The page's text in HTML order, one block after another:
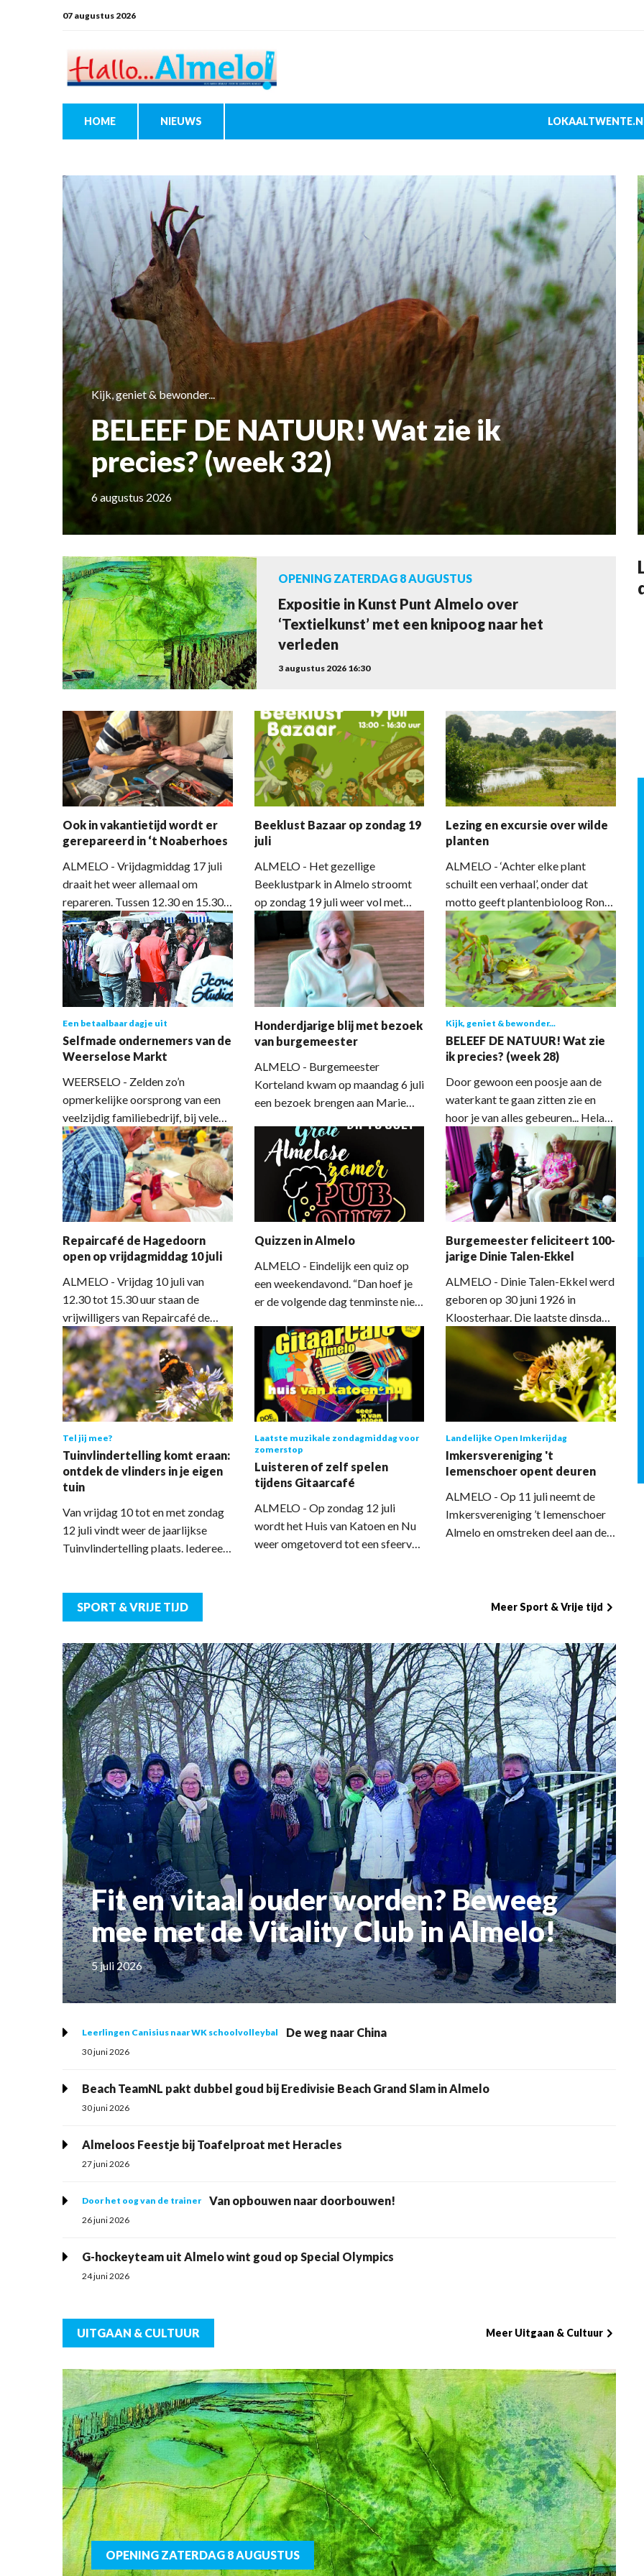
07 augustus 2026
HOME NIEUWS
Kijk, geniet & bewonder...
BELEEF DE NATUUR! Wat zie ik
precies? (week 32)
6 augustus 2026
OPENING ZATERDAG 8 AUGUSTUS
Expositie in Kunst Punt Almelo over
‘Textielkunst’ met een knipoog naar het
verleden
3 augustus 2026 16:30
Ook in vakantietijd wordt er
gerepareerd in ‘t Noaberhoes
ALMELO - Vrijdagmiddag 17 juli
draait het weer allemaal om
repareren. Tussen 12.30 en 15.30
uur staan de vrijwillige reparateurs
van Repaircafé Windmolenbroek
klaar om te helpen met alle
mogelijke reparaties. Inbreng van
reparaties kan vanaf 12.00 uur.
Beeklust Bazaar op zondag 19
juli
ALMELO - Het gezellige
Beeklustpark in Almelo stroomt
op zondag 19 juli weer vol met
mensen. Die middag is het
namelijk tijd voor de jaarlijkse
Beeklust Bazaar. Bezoekers
kunnen gezellig langs de vele
kraampjes slenteren, mooie
spullen kopen en genieten van
livemuziek en entertainment.
Lezing en excursie over wilde
planten
ALMELO - ‘Achter elke plant
schuilt een verhaal’, onder dat
motto geeft plantenbioloog Ron
Poot op woensdagavond 29 juli
een lezing, waarin hij een aantal
verhalen de revue laat passeren.
Een betaalbaar dagje uit
Selfmade ondernemers van de
Weerselose Markt
WEERSELO - Zelden zo’n
opmerkelijke oorsprong van een
veelzijdig familiebedrijf, bij velen
alleen bekend van de wekelijkse
Weerselose Markt. Met een
eenvoudig maar succesvolle markt
bouwde men in de afgelopen jaren
aan verdere verbreding van de
activiteiten. En met succes. In
gesprek met de derde generatie
Busscher. “Afgelopen weekend
was het weer een topdrukte. Een
bezoekje aan onze zaterdagmarkt
zien velen als een betaalbaar dagje
uit” vertelt Hidde Busscher (31).
Honderdjarige blij met bezoek
van burgemeester
ALMELO - Burgemeester
Korteland kwam op maandag 6 juli
een bezoek brengen aan Marie
jaar geworden. De burgemeester
bracht haar een fleurige bak met
bloemen mee. Mevrouw Mirza
Akob woont in TMZ-locatie Het
Meulenbelt.
Kijk, geniet & bewonder...
BELEEF DE NATUUR! Wat zie
ik precies? (week 28)
Door gewoon een poosje aan de
waterkant te gaan zitten zie en
hoor je van alles gebeuren... Helaas
kan ik geen geluid aan dit schrijven
toevoegen, maar het luide gebrul
van de groene kikkers is voor mij
toch wel fantastisch om te horen.
De kikkers (m) doen dit ongeveer
van mei tot september en
proberen daarmee de vrouwtjes te
imponeren.
Repaircafé de Hagedoorn
open op vrijdagmiddag 10 juli
ALMELO - Vrijdag 10 juli van
12.30 tot 15.30 uur staan de
vrijwilligers van Repaircafé de
Hagedoorn voor u klaar in de oude
Hagedoornschool aan de
Wilgenstraat 11 in Almelo.
Quizzen in Almelo
ALMELO - Eindelijk een quiz op
een weekendavond. “Dan hoef je
er de volgende dag tenminste niet
Doe mee met jouw team aan de
Grote Almelose Zomer Pub Quiz
op vrijdag 10 juli in Irish pub The
Shamrock, Grotestraat 135.
Burgemeester feliciteert 100-
jarige Dinie Talen-Ekkel
ALMELO - Dinie Talen-Ekkel werd
geboren op 30 juni 1926 in
Kloosterhaar. Die laatste dinsdag
van de maand mocht ze 100
kaarsjes uitblazen. Burgemeester
Korteland van de gemeente
Almelo kwam haar woensdag
bezoeken om haar te feliciteren
namens de gemeenteraad. Hij
verraste haar met een prachtig
bloemstuk.
Tel jij mee?
Tuinvlindertelling komt eraan:
ontdek de vlinders in je eigen
tuin
Van vrijdag 10 tot en met zondag
12 juli vindt weer de jaarlijkse
Tuinvlindertelling plaats. Iedereen
minuten tellen lever je al een
waardevolle bijdrage.
Laatste muzikale zondagmiddag voor
zomerstop
Luisteren of zelf spelen
tijdens Gitaarcafé
ALMELO - Op zondag 12 juli
wordt het Huis van Katoen en Nu
weer omgetoverd tot een sfeervol
gitaarliefhebbers van alle niveaus
om hun talenten te delen en samen
te genieten van de kracht van
muziek. Of je nu zelf een
gitaarspeler bent of gewoon van
muziek houdt, iedereen is welkom!
Landelijke Open Imkerijdag
Imkersvereniging 't
Iemenschoer opent deuren
ALMELO - Op 11 juli neemt de
Imkersvereniging ’t Iemenschoer
Almelo en omstreken deel aan de
informatie geven over de
bijenkast ook tot de
mogelijkheden behoort (mits het
weer het toelaat).
SPORT & VRIJE TIJD Meer Sport & Vrije tijd
Fit en vitaal ouder worden? Beweeg
mee met de Vitality Club in Almelo!
5 juli 2026
Leerlingen Canisius naar WK schoolvolleybal De weg naar China
30 juni 2026
Beach TeamNL pakt dubbel goud bij Eredivisie Beach Grand Slam in Almelo
30 juni 2026
Almeloos Feestje bij Toafelproat met Heracles
27 juni 2026
Door het oog van de trainer Van opbouwen naar doorbouwen!
26 juni 2026
G-hockeyteam uit Almelo wint goud op Special Olympics
24 juni 2026
UITGAAN & CULTUUR Meer Uitgaan & Cultuur
OPENING ZATERDAG 8 AUGUSTUS